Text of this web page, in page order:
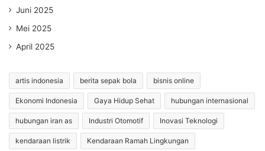
Juni 2025
Mei 2025
April 2025
artis indonesia berita sepak bola bisnis online
Ekonomi Indonesia Gaya Hidup Sehat hubungan internasional
hubungan iran as Industri Otomotif Inovasi Teknologi
kendaraan listrik Kendaraan Ramah Lingkungan